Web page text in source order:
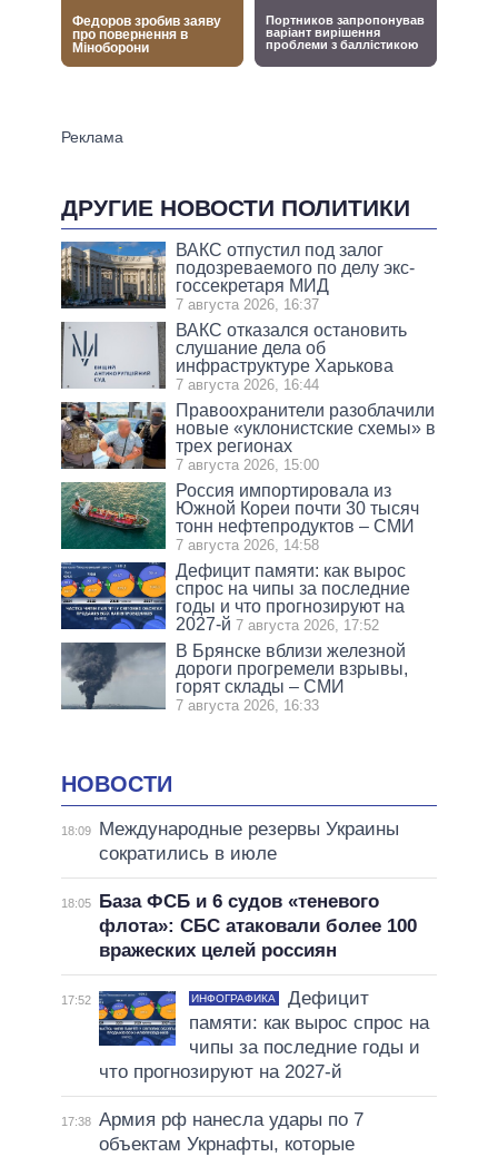
ДРУГИЕ НОВОСТИ ПОЛИТИКИ
ВАКС отпустил под залог
подозреваемого по делу экс-
госсекретаря МИД
7 августа 2026, 16:37
ВАКС отказался остановить
слушание дела об
инфраструктуре Харькова
7 августа 2026, 16:44
Правоохранители разоблачили
новые «уклонистские схемы» в
трех регионах
7 августа 2026, 15:00
Россия импортировала из
Южной Кореи почти 30 тысяч
тонн нефтепродуктов – СМИ
7 августа 2026, 14:58
Дефицит памяти: как вырос
спрос на чипы за последние
годы и что прогнозируют на
2027-й 7 августа 2026, 17:52
В Брянске вблизи железной
дороги прогремели взрывы,
горят склады – СМИ
7 августа 2026, 16:33
НОВОСТИ
18:09
Международные резервы Украины
сократились в июле
18:05
База ФСБ и 6 судов «теневого
флота»: СБС атаковали более 100
вражеских целей россиян
17:52 ИНФОГРАФИКА
Дефицит
памяти: как вырос спрос на
чипы за последние годы и
что прогнозируют на 2027-й
17:38 Армия рф нанесла удары по 7
объектам Укрнафты, которые